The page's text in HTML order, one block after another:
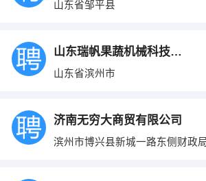
山东省邹平县
山东瑞帆果蔬机械科技有限公司
山东省滨州市
济南无穷大商贸有限公司
滨州市博兴县新城一路东侧财政